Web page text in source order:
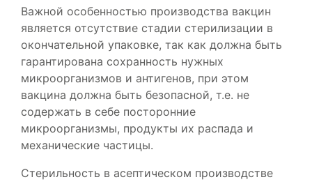
Важной особенностью производства вакцин
является отсутствие стадии стерилизации в
окончательной упаковке, так как должна быть
гарантирована сохранность нужных
микроорганизмов и антигенов, при этом
вакцина должна быть безопасной, т.е. не
содержать в себе посторонние
микроорганизмы, продукты их распада и
механические частицы.
Стерильность в асептическом производстве